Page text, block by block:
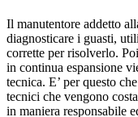
Il manutentore addetto
diagnosticare i guasti,
corrette per risolverlo.
in continua espansione
tecnica. E’ per questo
tecnici che vengono
in maniera responsabile